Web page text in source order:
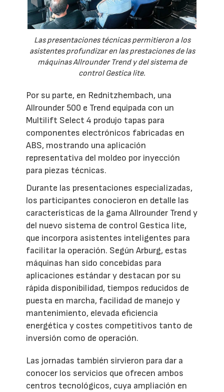
Las presentaciones técnicas permitieron a los
asistentes profundizar en las prestaciones de las
máquinas Allrounder Trend y del sistema de
control Gestica lite.
Por su parte, en Rednitzhembach, una
Allrounder 500 e Trend equipada con un
Multilift Select 4 produjo tapas para
componentes electrónicos fabricadas en
ABS, mostrando una aplicación
representativa del moldeo por inyección
para piezas técnicas.
Durante las presentaciones especializadas,
los participantes conocieron en detalle las
características de la gama Allrounder Trend y
del nuevo sistema de control Gestica lite,
que incorpora asistentes inteligentes para
facilitar la operación. Según Arburg, estas
máquinas han sido concebidas para
aplicaciones estándar y destacan por su
rápida disponibilidad, tiempos reducidos de
puesta en marcha, facilidad de manejo y
mantenimiento, elevada eficiencia
energética y costes competitivos tanto de
inversión como de operación.
Las jornadas también sirvieron para dar a
conocer los servicios que ofrecen ambos
centros tecnológicos, cuya ampliación en